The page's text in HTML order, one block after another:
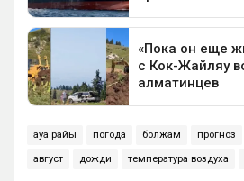
ауа райы погода болжам прогноз
август дожди температура воздуха